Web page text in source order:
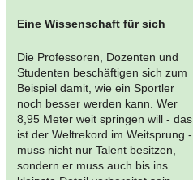
Eine Wissenschaft für sich
Die Professoren, Dozenten und
Studenten beschäftigen sich zum
Beispiel damit, wie ein Sportler
noch besser werden kann. Wer
8,95 Meter weit springen will - das
ist der Weltrekord im Weitsprung -
muss nicht nur Talent besitzen,
sondern er muss auch bis ins